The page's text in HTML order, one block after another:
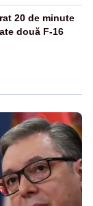
20 de minute
două F-16